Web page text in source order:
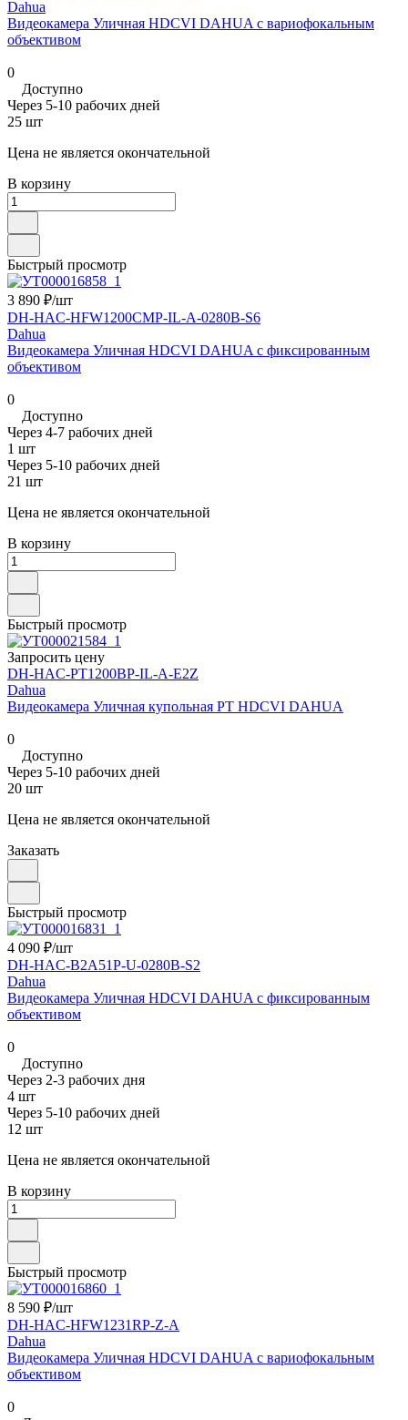
Dahua
Видеокамера Уличная HDCVI DAHUA с вариофокальным
объективом
0
Доступно
Через 5-10 рабочих дней
25 шт
Цена не является окончательной
В корзину
Быстрый просмотр
3 890 ₽/шт
DH-HAC-HFW1200CMP-IL-A-0280B-S6
Dahua
Видеокамера Уличная HDCVI DAHUA с фиксированным
объективом
0
Доступно
Через 4-7 рабочих дней
1 шт
Через 5-10 рабочих дней
21 шт
Цена не является окончательной
В корзину
Быстрый просмотр
Запросить цену
DH-HAC-PT1200BP-IL-A-E2Z
Dahua
Видеокамера Уличная купольная PT HDCVI DAHUA
0
Доступно
Через 5-10 рабочих дней
20 шт
Цена не является окончательной
Заказать
Быстрый просмотр
4 090 ₽/шт
DH-HAC-B2A51P-U-0280B-S2
Dahua
Видеокамера Уличная HDCVI DAHUA с фиксированным
объективом
0
Доступно
Через 2-3 рабочих дня
4 шт
Через 5-10 рабочих дней
12 шт
Цена не является окончательной
В корзину
Быстрый просмотр
8 590 ₽/шт
DH-HAC-HFW1231RP-Z-A
Dahua
Видеокамера Уличная HDCVI DAHUA с вариофокальным
объективом
0